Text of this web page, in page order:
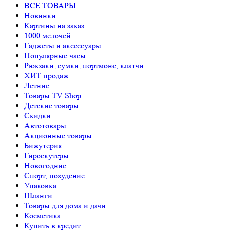
ВСЕ ТОВАРЫ
Новинки
Картины на заказ
1000 мелочей
Гаджеты и аксессуары
Популярные часы
Рюкзаки, сумки, портмоне, клатчи
ХИТ продаж
Летние
Товары TV Shop
Детские товары
Cкидки
Автотовары
Акционные товары
Бижутерия
Гироскутеры
Новогодние
Спорт, похудение
Упаковка
Шланги
Товары для дома и дачи
Косметика
Купить в кредит